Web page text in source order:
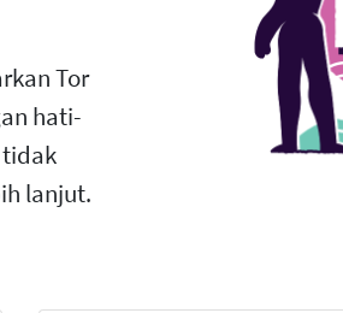
Tor
hati-
tidak
lanjut.